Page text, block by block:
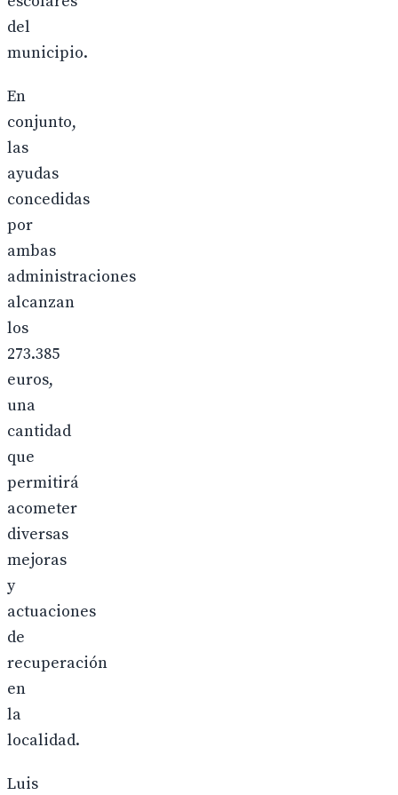
del
municipio.
En
conjunto,
las
ayudas
concedidas
por
ambas
administraciones
alcanzan
los
273.385
euros,
una
cantidad
que
permitirá
acometer
diversas
mejoras
y
actuaciones
de
recuperación
en
la
localidad.
Luis